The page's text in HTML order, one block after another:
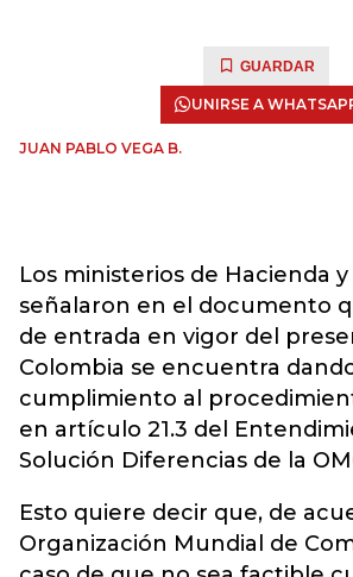
GUARDAR
UNIRSE A
JUAN PABLO VEGA B.
Los ministerios de Hacienda
señalaron en el documento
de entrada en vigor del
Colombia se encuentra
cumplimiento al
en artículo 21.3 del
Solución Diferencias de la
Esto quiere decir que, de
Organización Mundial de